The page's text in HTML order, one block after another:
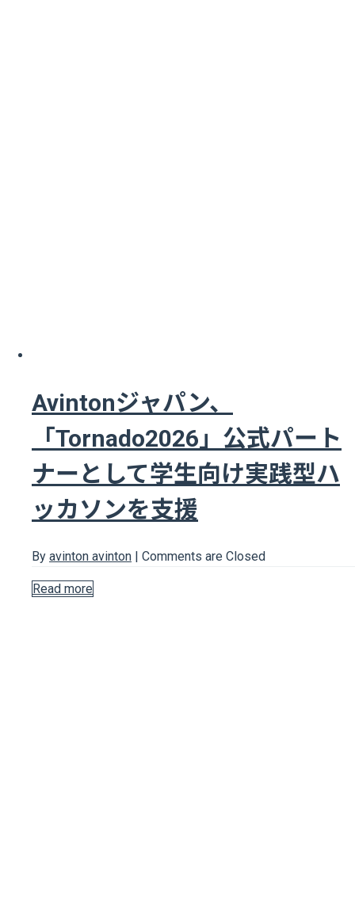
Avintonジャパン、
「Tornado2026」公式パート
ナーとして学生向け実践型ハ
ッカソンを支援
By avinton avinton | Comments are Closed
Read more